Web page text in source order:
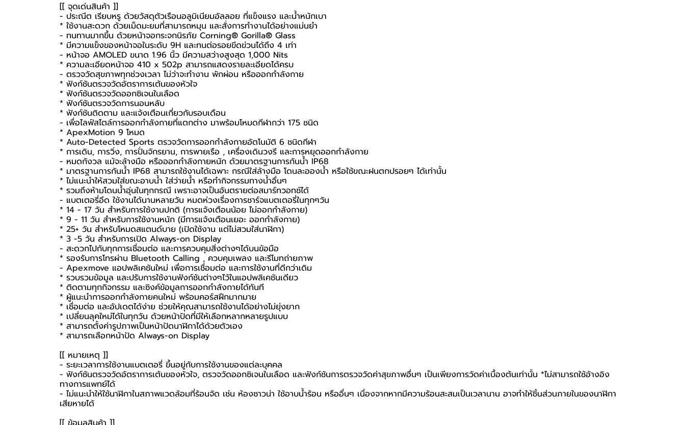
[[ จุดเด่นสินค้า ]]
- ประณีต เรียบหรู ด้วยวัสดุตัวเรือนอลูมิเนียมอัลลอย ที่แข็งแรง และน้ำหนักเบา
* ใช้งานสะดวก ด้วยเม็ดมะยมที่สามารถหมุน และสั่งการทำงานได้อย่างแม่นยำ
- ทนทานมากขึ้น ด้วยหน้าจอกระจกนิรภัย Corning® Gorilla® Glass
* มีความแข็งของหน้าจอในระดับ 9H และทนต่อรอยขีดข่วนได้ถึง 4 เท่า
- หน้าจอ AMOLED ขนาด 1.96 นิ้ว มีความสว่างสูงสุด 1,000 Nits
* ความละเอียดหน้าจอ 410 x 502p สามารถแสดงรายละเอียดได้ครบ
- ตรวจวัดสุขภาพทุกช่วงเวลา ไม่ว่าจะทำงาน พักผ่อน หรือออกกำลังกาย
* ฟังก์ชันตรวจวัดอัตราการเต้นของหัวใจ
* ฟังก์ชันตรวจวัดออกซิเจนในเลือด
* ฟังก์ชันตรวจวัดการนอนหลับ
* ฟังก์ชันติดตาม และแจ้งเตือนเกี่ยวกับรอบเดือน
- เพื่อไลฟ์สไตล์การออกกำลังกายที่แตกต่าง มาพร้อมโหมดกีฬากว่า 175 ชนิด
* ApexMotion 9 โหมด
* Auto-Detected Sports ตรวจวัดการออกกำลังกายอัตโนมัติ 6 ชนิดกีฬา
* การเดิน, การวิ่ง, การปั่นจักรยาน, การพายเรือ , เครื่องเดินวงรี และการหยุดออกกำลังกาย
- หมดกังวล แม้จะล้างมือ หรือออกกำลังกายหนัก ด้วยมาตรฐานการกันน้ำ IP68
* มาตรฐานการกันน้ำ IP68 สามารถใช้งานได้เฉพาะ กรณีใส่ล้างมือ โดนละอองน้ำ หรือใช้ขณะฝนตกปรอยๆ ได้เท่านั้น
* ไม่แนะนำให้สวมใส่ขณะอาบน้ำ ใส่ว่ายน้ำ หรือทำกิจกรรมทางน้ำอื่นๆ
* รวมถึงห้ามโดนน้ำอุ่นในทุกกรณี เพราะอาจเป็นอันตรายต่อสมาร์ทวอทช์ได้
- แบตเตอรี่อึด ใช้งานได้นานหลายวัน หมดห่วงเรื่องการชาร์จแบตเตอรี่ในทุกๆวัน
* 14 - 17 วัน สำหรับการใช้งานปกติ (การแจ้งเตือนน้อย ไม่ออกกำลังกาย)
* 9 - 11 วัน สำหรับการใช้งานหนัก (มีการแจ้งเตือนเยอะ ออกกำลังกาย)
* 25+ วัน สำหรับโหมดสแตนด์บาย (เปิดใช้งาน แต่ไม่สวมใส่นาฬิกา)
* 3 -5 วัน สำหรับการเปิด Always-on Display
- สะดวกไปกับทุกการเชื่อมต่อ และการควบคุมสิ่งต่างๆได้บนข้อมือ
* รองรับการโทรผ่าน Bluetooth Calling , ควบคุมเพลง และรีโมทถ่ายภาพ
- Apexmove แอปพลิเคชันใหม่ เพื่อการเชื่อมต่อ และการใช้งานที่ดีกว่าเดิม
* รวบรวมข้อมูล และปรับการใช้งานฟังก์ชันต่างๆไว้ในแอปพลิเคชันเดียว
* ติดตามทุกกิจกรรม และซิงค์ข้อมูลการออกกำลังกายได้ทันที
* ผู้แนะนำการออกกำลังกายคนใหม่ พร้อมคอร์สฝึกมากมาย
* เชื่อมต่อ และอัปเดตได้ง่าย ช่วยให้คุณสามารถใช้งานได้อย่างไม่ยุ่งยาก
* เปลี่ยนลุคใหม่ได้ในทุกวัน ด้วยหน้าปัดที่มีให้เลือกหลากหลายรูปแบบ
* สามารถตั้งค่ารูปภาพเป็นหน้าปัดนาฬิกาได้ด้วยตัวเอง
* สามารถเลือกหน้าปัด Always-on Display
[[ หมายเหตุ ]]
- ระยะเวลาการใช้งานแบตเตอรี่ ขึ้นอยู่กับการใช้งานของแต่ละบุคคล
- ฟังก์ชันตรวจวัดอัตราการเต้นของหัวใจ, ตรวจวัดออกซิเจนในเลือด และฟังก์ชันการตรวจวัดค่าสุขภาพอื่นๆ เป็นเพียงการวัดค่าเบื้องต้นเท่านั้น *ไม่สามารถใช้อ้างอิง
ทางการแพทย์ได้
- ไม่แนะนำให้ใช้นาฬิกาในสภาพแวดล้อมที่ร้อนจัด เช่น ห้องซาวน่า ใช้อาบน้ำร้อน หรืออื่นๆ เนื่องจากหากมีความร้อนสะสมเป็นเวลานาน อาจทำให้ชิ้นส่วนภายในของนาฬิกา
เสียหายได้